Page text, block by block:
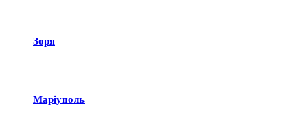
Зоря
Маріуполь